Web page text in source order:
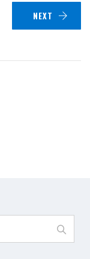
NEXT